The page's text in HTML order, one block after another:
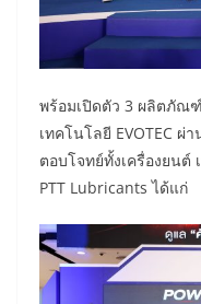
พร้อมเปิดตัว 3 ผลิตภัณ
เทคโนโลยี EVOTEC
ตอบโจทย์ทั้งเครื่องยนต์
PTT Lubricants ได้แก่